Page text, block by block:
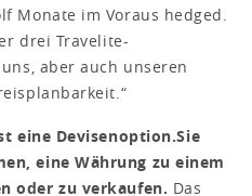
Monate im Voraus hedged.
drei Travelite-
aber auch unseren
eine Devisenoption.Sie
eine Währung zu einem
oder zu verkaufen. Das